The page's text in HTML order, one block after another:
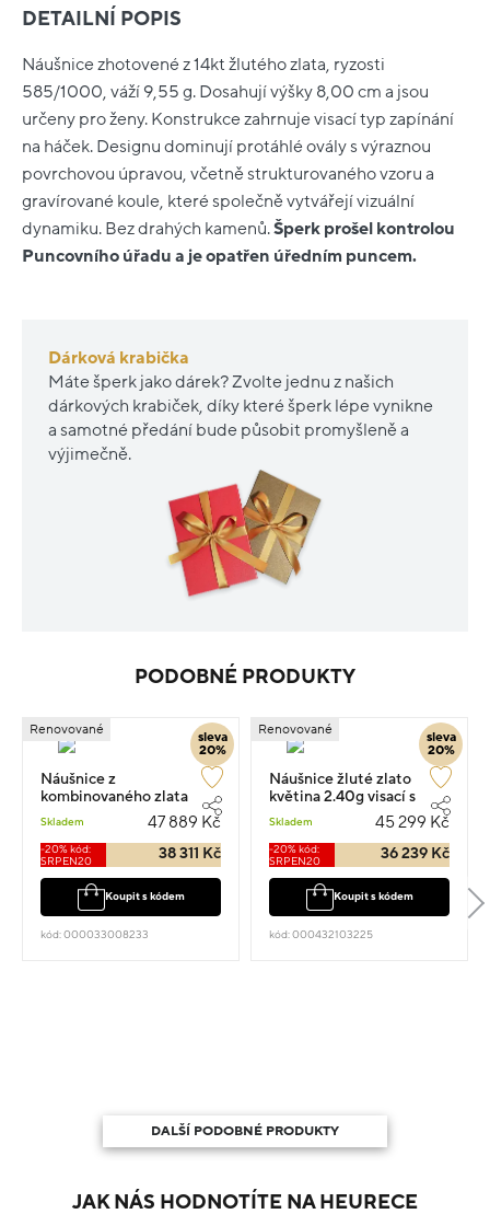
DETAILNÍ POPIS
Náušnice zhotovené z 14kt žlutého zlata, ryzosti
585/1000, váží 9,55 g. Dosahují výšky 8,00 cm a jsou
určeny pro ženy. Konstrukce zahrnuje visací typ zapínání
na háček. Designu dominují protáhlé ovály s výraznou
povrchovou úpravou, včetně strukturovaného vzoru a
gravírované koule, které společně vytvářejí vizuální
dynamiku. Bez drahých kamenů.Šperk prošel kontrolou
Puncovního úřadu a je opatřen úředním puncem.
Dárková krabička
Máte šperk jako dárek? Zvolte jednu z našich
dárkových krabiček, díky které šperk lépe vynikne
a samotné předání bude působit promyšleně a
výjimečně.
PODOBNÉ PRODUKTY
sleva
20%
Renovované
Náušnice z
kombinovaného zlata
diamantem 0.700ct
Skladem 47 889 Kč
-20% kód:
SRPEN20
38 311 Kč
Koupit s kódem
kód: 000033008233
sleva
20%
Renovované
Náušnice žluté zlato
květina 2.40g visací s
diamantem 0.900ct
Skladem 45 299 Kč
-20% kód:
SRPEN20
36 239 Kč
Koupit s kódem
kód: 000432103225
DALŠÍ PODOBNÉ PRODUKTY
JAK NÁS HODNOTÍTE NA HEURECE